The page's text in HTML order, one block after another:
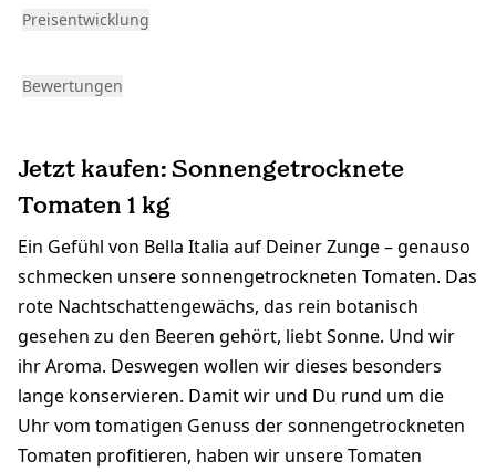
Preisentwicklung
Bewertungen
Jetzt kaufen: Sonnengetrocknete
Tomaten 1 kg
Ein Gefühl von Bella Italia auf Deiner Zunge – genauso
schmecken unsere sonnengetrockneten Tomaten. Das
rote Nachtschattengewächs, das rein botanisch
gesehen zu den Beeren gehört, liebt Sonne. Und wir
ihr Aroma. Deswegen wollen wir dieses besonders
lange konservieren. Damit wir und Du rund um die
Uhr vom tomatigen Genuss der sonnengetrockneten
Tomaten profitieren, haben wir unsere Tomaten